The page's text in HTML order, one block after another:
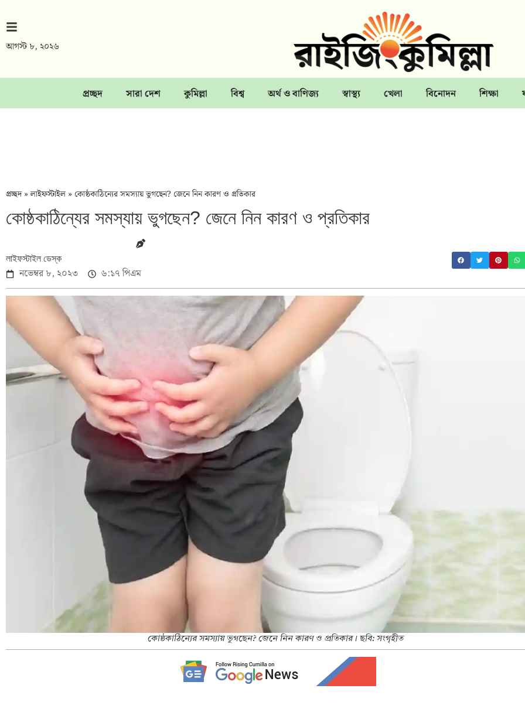
আগস্ট ৮, ২০২৬
প্রচ্ছদ সারা দেশ কুমিল্লা বিশ্ব অর্থ ও বাণিজ্য স্বাস্থ্য খেলা বিনোদন শিক্ষা
প্রচ্ছদ»লাইফস্টাইল » কোষ্ঠকাঠিন্যের সমস্যায় ভুগছেন? জেনে নিন কারণ ও প্রতিকার
কোষ্ঠকাঠিন্যের সমস্যায় ভুগছেন? জেনে নিন কারণ ও প্রতিকার
লাইফস্টাইল ডেস্ক
নভেম্বর ৮, ২০২৩ ৬:১৭ পিএম
কোষ্ঠকাঠিন্যের সমস্যায় ভুগছেন? জেনে নিন কারণ ও প্রতিকার। ছবি: সংগৃহীত